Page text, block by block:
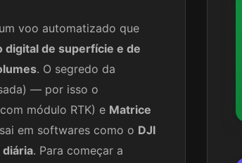
voo automatizado que
digital de superfície e de
. O segredo da
— por isso o
módulo RTK) e Matrice
em softwares como o DJI
. Para começar a